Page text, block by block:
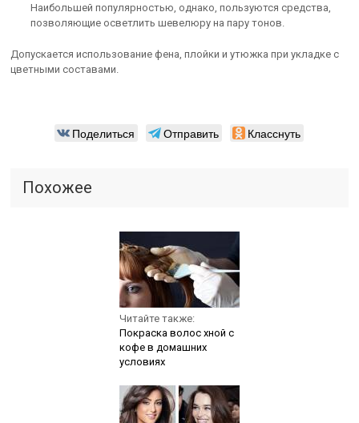
Наибольшей популярностью, однако, пользуются средства,
позволяющие осветлить шевелюру на пару тонов.
Допускается использование фена, плойки и утюжка при укладке с
цветными составами.
Поделиться Отправить Класснуть
Похожее
Читайте также:
Покраска волос хной с
кофе в домашних
условиях